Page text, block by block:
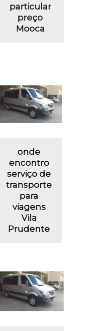
particular
preço
Mooca
onde
encontro
serviço de
transporte
para
viagens
Vila
Prudente